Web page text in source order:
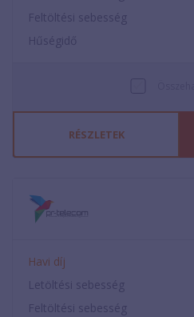
Feltöltési sebesség
Hűségidő
RÉSZLETEK
Havi díj
Letöltési sebesség
Feltöltési sebesség